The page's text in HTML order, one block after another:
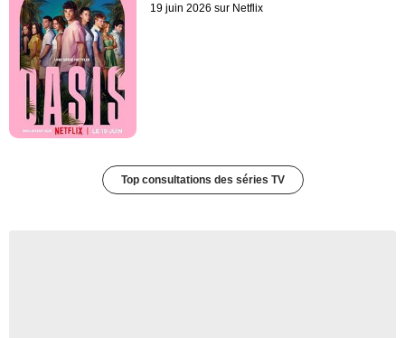
19 juin 2026 sur Netflix
Top consultations des séries TV